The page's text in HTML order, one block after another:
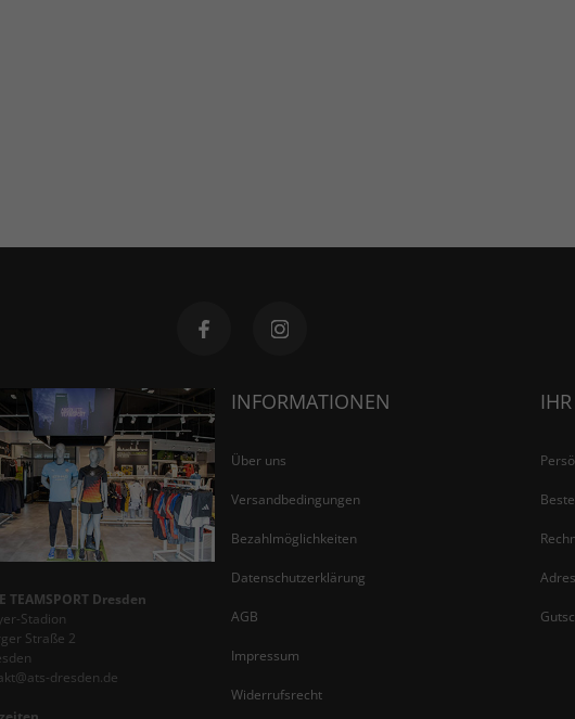
TEAMSPORT Dresden
Stadion
Straße 2
dresden.de
INFORMATIONEN
Über uns
Versandbedingungen
Bezahlmöglichkeiten
Datenschutzerklärung
AGB
Impressum
Widerrufsrecht